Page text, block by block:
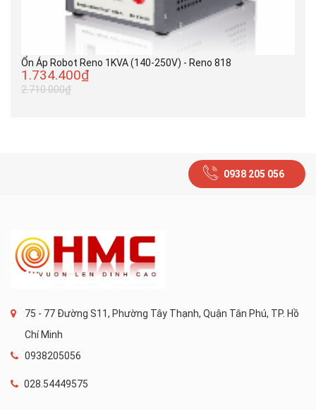
Ổn Áp Robot Reno 1KVA (140-250V) - Reno 818
1.734.400₫
2.710.000₫
0938 205 056
75 - 77 Đường S11, Phường Tây Thạnh, Quận Tân Phú, TP. Hồ
Chí Minh
0938205056
028.54449575